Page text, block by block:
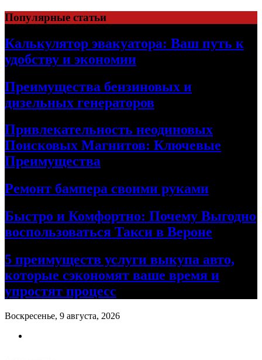
Skip
to
content
Популярные статьи
Калькулятор эвакуатора: Ваш путь к
удобству и экономии
Преимущества бензиновых и
дизельных генераторов
Привлекательность неодиновых
Поисковых Магнитов: Ключевые
Преимущества
Ремонт бампера своими руками
Быстро и Комфортно: Почему Выгодно
воспользоваться Такси в Вероне
5 преимуществ услуги выкупа авто,
которые сэкономят ваше время и
упростят процесс
Воскресенье, 9 августа, 2026